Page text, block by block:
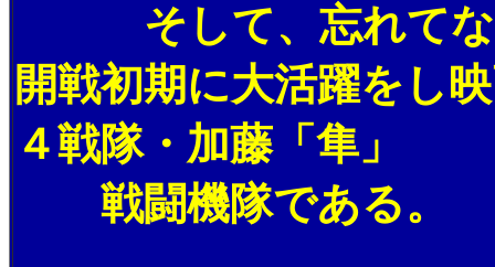
そして、忘れてなら
開戦初期に大活躍をし
４戦隊・加藤「隼」
戦闘機隊である。